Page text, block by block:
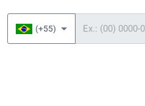
(+55)